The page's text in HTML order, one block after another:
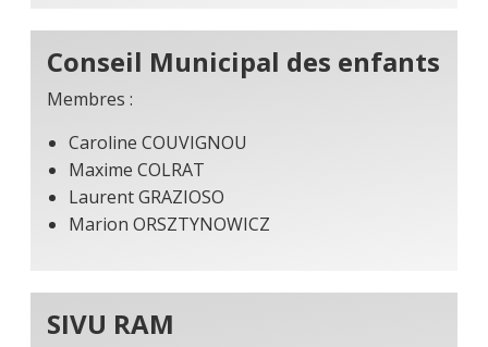
Conseil Municipal des enfants
Membres :
Caroline COUVIGNOU
Maxime COLRAT
Laurent GRAZIOSO
Marion ORSZTYNOWICZ
SIVU RAM